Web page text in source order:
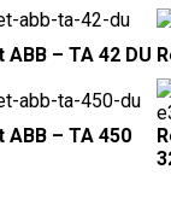
ABB – TA 42 DU
ABB – TA 450